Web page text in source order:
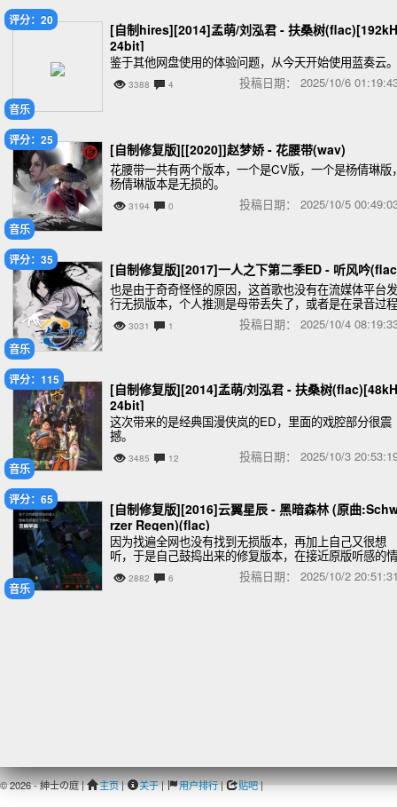
音乐
评分：20
[自制hires][2014]孟萌/刘泓君 - 扶桑树
24bit]
鉴于其他网盘使用的体验问题，从今天开始使用蓝奏云。
3388 4 投稿日期： 2025/10/6
音乐
评分：25
[自制修复版][[2020]]赵梦娇 - 花腰带(wav)
花腰带一共有两个版本，一个是CV版，一个是杨倩琳版
杨倩琳版本是无损的。
3194 0 投稿日期： 2025/10/5
音乐
评分：35
[自制修复版][2017]一人之下第二季ED - 听风吟
也是由于奇奇怪怪的原因，这首歌也没有在流媒体平台发
行无损版本，个人推测是母带丢失了，或者是在录音过程
中录制工作出现了问题。只能修成这样，将就着听吧。
3031 1 投稿日期： 2025/10/4
音乐
评分：115
[自制修复版][2014]孟萌/刘泓君 - 扶桑树
24bit]
这次带来的是经典国漫侠岚的ED，里面的戏腔部分很震
撼。
3485 12 投稿日期： 2025/10/3
音乐
评分：65
[自制修复版][2016]云翼星辰 - 黑暗森林 (原曲
rzer Regen)(flac)
因为找遍全网也没有找到无损版本，再加上自己又很想
听，于是自己鼓捣出来的修复版本，在接近原版听感的情
况下尽力修复成无损版本，并重制了封面。
2882 6 投稿日期： 2025/10/2
© 2026 - 紳士の庭 | 主页| 关于| 用户排行| 贴吧|